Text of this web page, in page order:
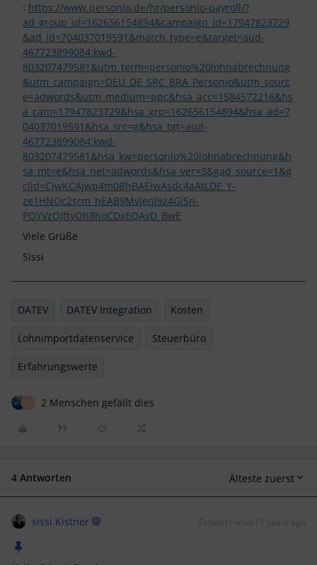
: https://www.personio.de/hr/personio-payroll/?
ad_group_id=162656154894&campaign_id=17947823729
&ad_id=704037019591&match_type=e&target=aud-
467723899084:kwd-
803207479581&utm_term=personio%20lohnabrechnung
&utm_campaign=DEU_DE_SRC_BRA_Personio&utm_sourc
e=adwords&utm_medium=ppc&hsa_acc=1584572216&hs
a_cam=17947823729&hsa_grp=162656154894&hsa_ad=7
04037019591&hsa_src=g&hsa_tgt=aud-
467723899084:kwd-
803207479581&hsa_kw=personio%20lohnabrechnung&h
sa_mt=e&hsa_net=adwords&hsa_ver=3&gad_source=1&g
clid=CjwKCAjwp4m0BhBAEiwAsdc4aAtLDE_Y-
ze1HNOc2srm_hEAB9Mvlenl9z4GiSn-
POYVzOJftyOh8hoCDxEQAvD_BwE
Viele Grüße
Sissi
DATEV DATEV Integration Kosten
Lohnimportdatenservice Steuerbüro
Erfahrungswerte
2 Menschen gefällt dies
4 Antworten Älteste zuerst
sissi Kistner Forum|Forum|2 years ago